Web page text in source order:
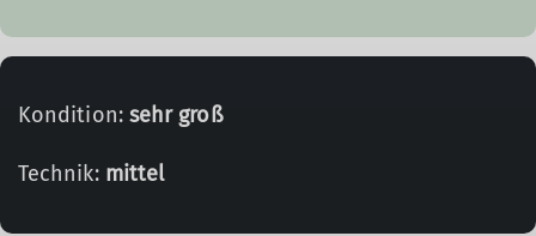
Kondition: sehr groß
Technik: mittel